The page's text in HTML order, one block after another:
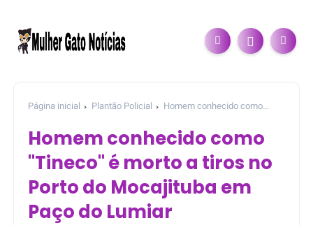
Página inicial Plantão Policial
Homem conhecido como
Lumiar
Homem conhecido como
"Tineco" é morto a tiros no
Porto do Mocajituba em
Paço do Lumiar